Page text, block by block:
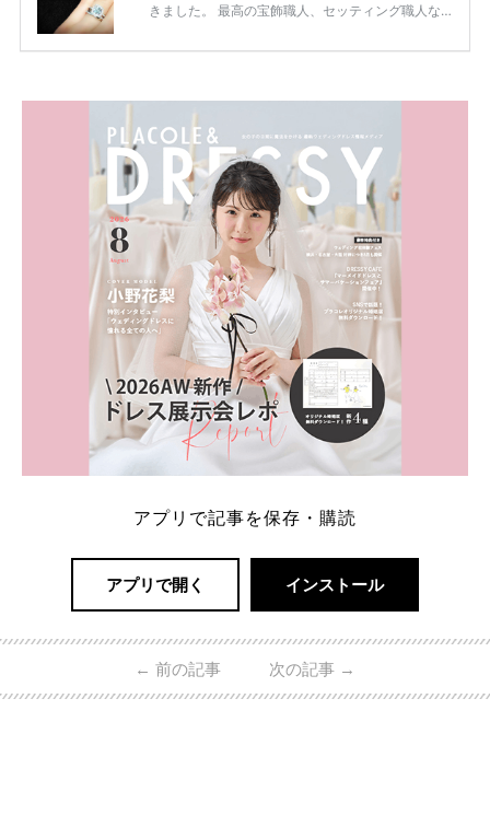
きました。 最高の宝飾職人、セッティング職人な
高品質の宝石を扱っています。 至高のデザインと品
格相場は30万～60万ですが、 高いものだと数百万円
程です。1カラットが約200万円なので、 魔裟斗さん
が選んだ指輪は200万円以上のものだと想定できま
す。 【 […] 続きを読む
アプリで記事を保存・購読
アプリで開く インストール
← 前の記事 次の記事 →